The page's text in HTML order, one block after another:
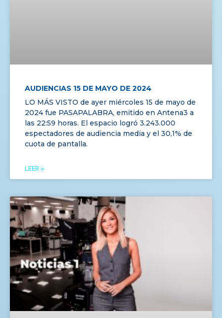
AUDIENCIAS 15 DE MAYO DE 2024
LO MÁS VISTO de ayer miércoles 15 de mayo de
2024 fue PASAPALABRA, emitido en Antena3 a
las 22:59 horas. El espacio logró 3.243.000
espectadores de audiencia media y el 30,1% de
cuota de pantalla.
LEER »